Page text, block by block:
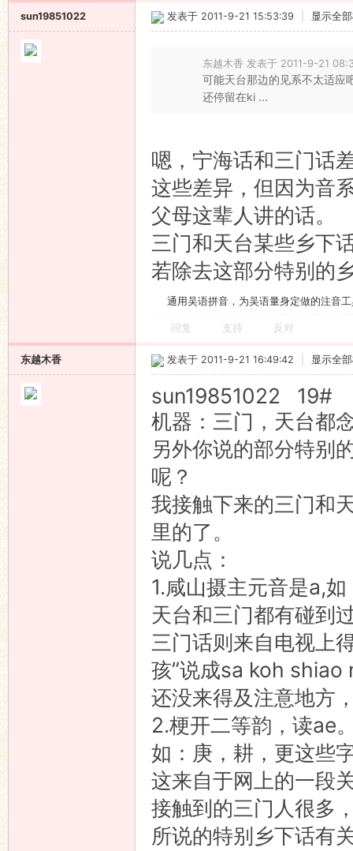
sun19851022 发表于 2011-9-21 15:53:39 显示全
东越木香 发表于 2011-9-21
可能天台那边的见系不太适应
还停留在ki ...
嗯，宁海话和三门话
这些差异，但因为音
父母这辈人讲的话。
三门和天台某些乡下
若除去这部分特别的
通用吴语拼音，为吴语量身定做的注音
回复 支持 反对
东越木香 发表于 2011-9-21 16:49:42 显示全
sun19851022 19#
机器：三门，天台
另外你说的部分特别
呢？
我接触下来的三门和
里的了。
说几点：
1.咸山摄主元音是a,
天台和三门都有碰到
三门话则来自电视上
孩”说成sa koh shiao
还没来得及注意地方
2.梗开二等韵，读ae
如：庚，耕，更这些
这来自于网上的一段
接触到的三门人很多
所说的特别乡下话有